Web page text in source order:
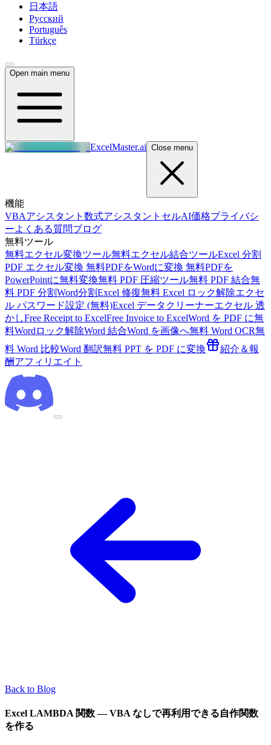
日本語
Русский
Português
Türkçe
Open main menu
ExcelMaster.ai Close menu
機能
VBAアシスタント 数式アシスタント セルAI価格プライバシ
ーよくある質問ブログ
無料ツール
無料エクセル変換ツール無料エクセル結合ツールExcel 分割
PDF エクセル変換 無料PDFをWordに変換 無料PDFを
PowerPointに無料変換無料 PDF 圧縮ツール無料 PDF 結合無
料 PDF 分割Word分割Excel 修復無料 Excel ロック解除エクセ
ル パスワード設定 (無料)Excel データクリーナーエクセル 透
かしFree Receipt to ExcelFree Invoice to ExcelWord を PDF に無
料Wordロック解除Word 結合Word を画像へ無料 Word OCR無
料 Word 比較Word 翻訳無料 PPT を PDF に変換
紹介＆報
酬アフィリエイト
Back to Blog
Excel LAMBDA 関数 — VBA なしで再利用できる自作関数
を作る